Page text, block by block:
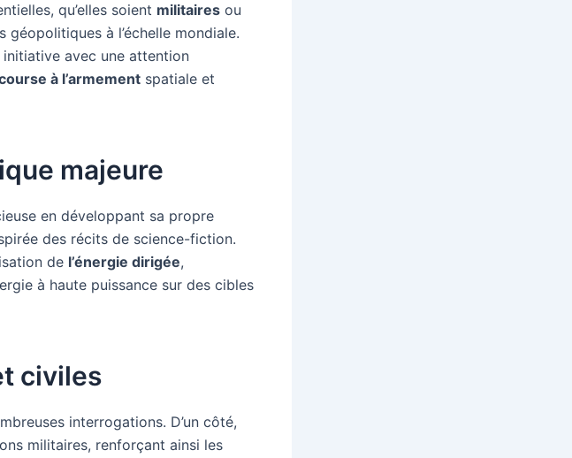
qu’elles soient militaires ou
à l’échelle mondiale.
avec une attention
à l’armement spatiale et
majeure
en développant sa propre
des récits de science-fiction.
de l’énergie dirigée,
à haute puissance sur des cibles
civiles
interrogations. D’un côté,
militaires, renforçant ainsi les